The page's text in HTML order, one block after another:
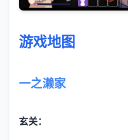
游戏地图
一之濑家
玄关：